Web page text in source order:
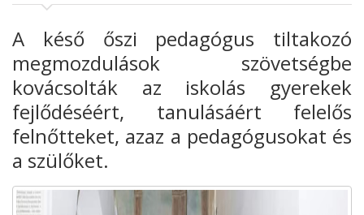
A késő őszi pedagógus tiltakozó
megmozdulások szövetségbe
kovácsolták az iskolás gyerekek
fejlődéséért, tanulásáért felelős
felnőtteket, azaz a pedagógusokat és
a szülőket.